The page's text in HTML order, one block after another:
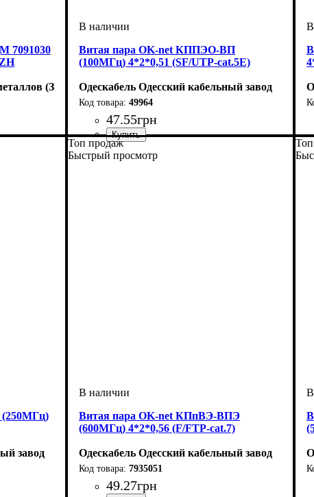
7091030
(ЗЗЦМ)
Витая пара OK-net КППЭО-ВП
(100МГц) 4*2*0,51 (SF/UTP-cat.5E)
Одескабель Одесский кабельный завод
49964
47.55грн
Категория
Тип: SF/UTP
Конструкция
Оболочка
завод
Топ продаж
Быстрый просмотр
Витая пара OK-net КПпВЭ-ВПЭ
(600МГц) 4*2*0,56 (F/FTP-cat.7)
Одескабель Одесский кабельный завод
7935051
49.27грн